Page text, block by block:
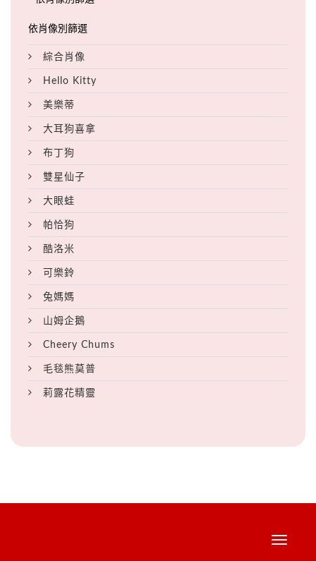
綜合肖像
Hello Kitty
美樂蒂
大耳狗喜拿
布丁狗
雙星仙子
大眼蛙
帕恰狗
酷洛米
可樂鈴
兔媽媽
山姆企鵝
Cheery Chums
毛毯熊莫普
莉露花精靈
Toggle